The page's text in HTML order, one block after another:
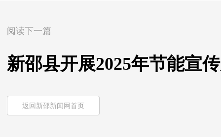
阅读下一篇
新邵县开展2025年节能宣
返回新邵新闻网首页